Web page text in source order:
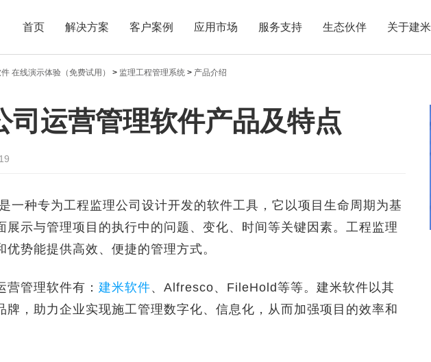
首页 解决方案 客户案例 应用市场 服务支持 生态伙伴 关于建米
价值
在线演示体验（免费试用） > 监理工程管理系统 > 产品介绍
司运营管理软件产品及特点
种专为工程监理公司设计开发的软件工具，它以项目生命周期为基
展示与管理项目的执行中的问题、变化、时间等关键因素。工程监理
势能提供高效、便捷的管理方式。
管理软件有： 建米软件、Alfresco、FileHold等等。建米软件以其
，助力企业实现施工管理数字化、信息化，从而加强项目的效率和